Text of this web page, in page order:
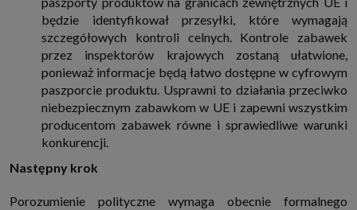
będzie identyfikował przesyłki, które wymagają
szczegółowych kontroli celnych. Kontrole zabawek
przez inspektorów krajowych zostaną ułatwione,
ponieważ informacje będą łatwo dostępne w cyfrowym
paszporcie produktu. Usprawni to działania przeciwko
niebezpiecznym zabawkom w UE i zapewni wszystkim
producentom zabawek równe i sprawiedliwe warunki
konkurencji.
Następny krok
Porozumienie polityczne wymaga obecnie formalnego